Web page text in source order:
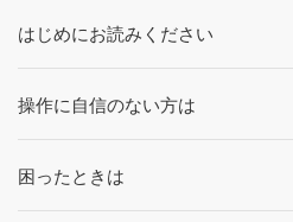
はじめにお読みください
操作に自信のない方は
困ったときは